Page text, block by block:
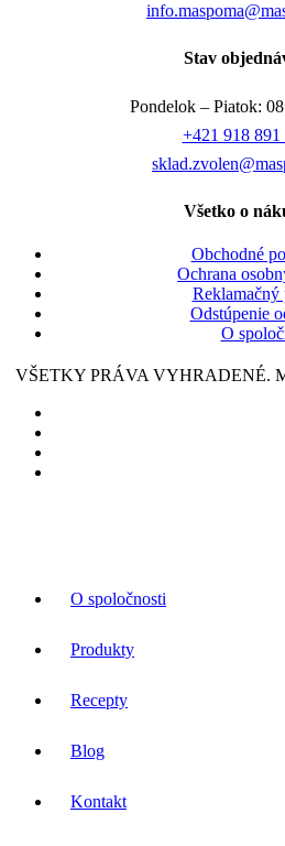
Stav
Pondelok – Piatok:
+421 918 891
Všetko o
Obchodné
Ochrana
Reklamačný
Odstúpenie
O
VŠETKY PRÁVA VYHRADENÉ.
O spoločnosti
Produkty
Recepty
Blog
Kontakt